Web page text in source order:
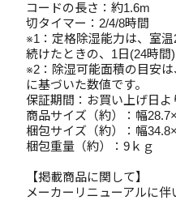
コードの長さ：約1.6m
切タイマー：2/4/8時間
※1：定格除湿能力は、室
続けたときの、1日(24時間
※2：除湿可能面積の目安
に基づいた数値です。
保証期間：お買い上げ日よ
商品サイズ（約）：幅
梱包サイズ（約）：幅
梱包重量（約）：9ｋｇ
【掲載商品に関して】
メーカーリニューアルに